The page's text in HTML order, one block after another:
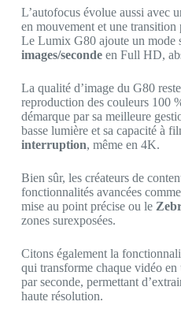
L’autofocus évolue aussi avec
en mouvement et une transition
Le Lumix G80 ajoute un mode
images/secondeen Full HD,
La qualité d’image du G80
reproduction des couleurs 100
démarque par sa meilleure
basse lumière et sa capacité à
interruption, même en 4K.
Bien sûr, les créateurs de
fonctionnalités avancées
mise au point précise ou le
zones surexposées.
Citons également la
qui transforme chaque vidéo en
par seconde, permettant
haute résolution.